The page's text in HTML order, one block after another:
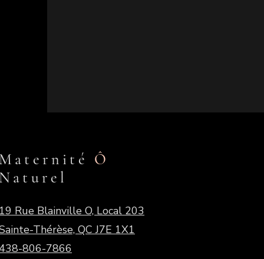
Ô
Rue Blainville O, Local 203
Thérèse, QC J7E 1X1
806-7866